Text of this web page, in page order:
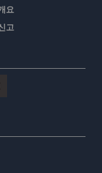
요
고